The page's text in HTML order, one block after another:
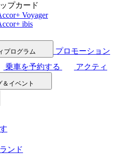
プカード
Voyager
ibis
プログラム
プロモーション
乗車を予約する
アクティ
＆イベント
ンド